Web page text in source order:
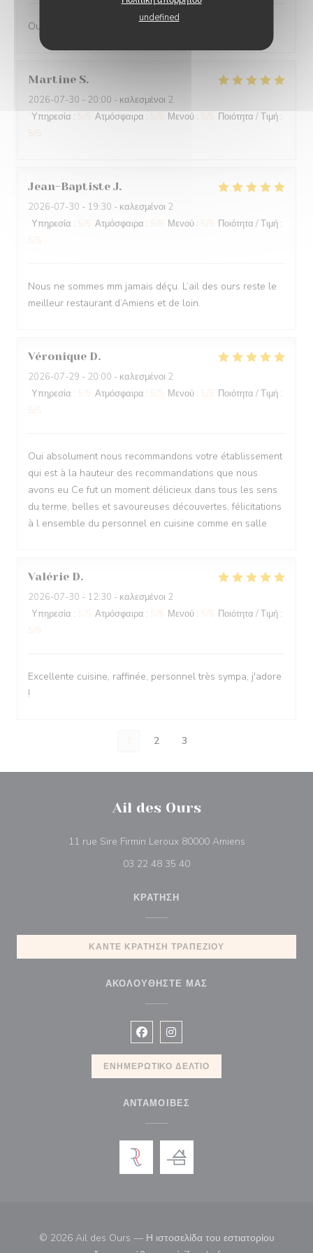
undefined
Oui
Martine S
2026-07-30 - 20:00 - καλεσμένοι 2
Υπηρεσία : Ατμόσφαιρα : Μενού : Ποιότητα / Τιμή :
Jean-Baptiste J
2026-07-30 - 19:30 - καλεσμένοι 2
Υπηρεσία : Ατμόσφαιρα : Μενού : Ποιότητα / Τιμή :
Nous ne sommes mm jamais déçu. L’ail des ours reste le
meilleur restaurant d’Amiens et de loin.
Véronique D
2026-07-29 - 20:00 - καλεσμένοι 2
Υπηρεσία : Ατμόσφαιρα : Μενού : Ποιότητα / Τιμή :
Oui absolument nous recommandons votre établissement
qui est à la hauteur des recommandations que nous
avons eu Ce fut un moment délicieux dans tous les sens
du terme, belles et savoureuses découvertes, félicitations
à l ensemble du personnel en cuisine comme en salle
Valérie D
2026-07-30 - 12:30 - καλεσμένοι 2
Υπηρεσία : Ατμόσφαιρα : Μενού : Ποιότητα / Τιμή :
Excellente cuisine, raffinée, personnel très sympa, j'adore
!
2 3
Ail des Ours
11 rue Sire Firmin Leroux 80000 Amiens((ανοίγει σε
03 22 48 35 40
ΚΡΆΤΗΣΗ
ΚΆΝΤΕ ΚΡΆΤΗΣΗ ΤΡΑΠΕΖΙΟΎ
ΑΚΟΛΟΥΘΉΣΤΕ ΜΑΣ
Facebook ((ανοίγει σε νέο
Instagram ((ανοίγει σε νέο
ΕΝΗΜΕΡΩΤΙΚΌ ΔΕΛΤΊΟ
ΑΝΤΑΜΟΙΒΈΣ
© 2026 Ail des Ours — Η ιστοσελίδα του εστιατορίου